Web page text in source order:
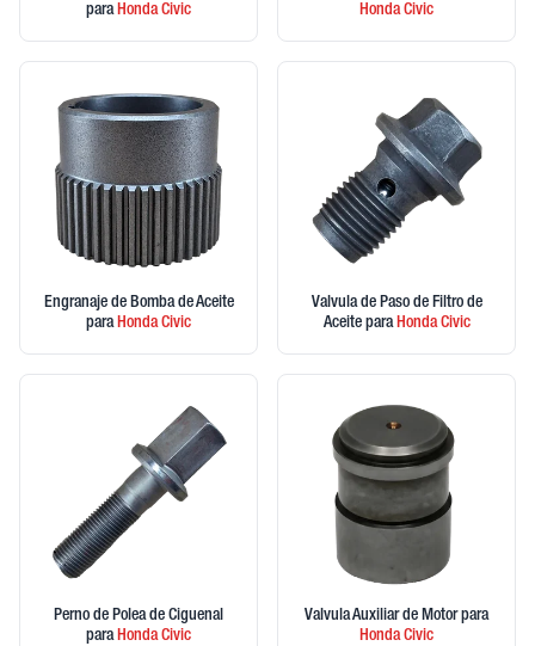
paraHondaCivic
HondaCivic
Engranaje de Bomba de Aceite
paraHondaCivic
Valvula de Paso de Filtro de
Aceite paraHondaCivic
Perno de Polea de Ciguenal
paraHondaCivic
Valvula Auxiliar de Motor para
HondaCivic